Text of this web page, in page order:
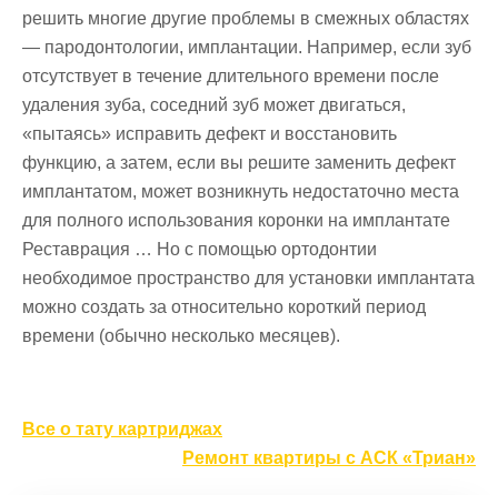
решить многие другие проблемы в смежных областях
— пародонтологии, имплантации. Например, если зуб
отсутствует в течение длительного времени после
удаления зуба, соседний зуб может двигаться,
«пытаясь» исправить дефект и восстановить
функцию, а затем, если вы решите заменить дефект
имплантатом, может возникнуть недостаточно места
для полного использования коронки на имплантате
Реставрация … Но с помощью ортодонтии
необходимое пространство для установки имплантата
можно создать за относительно короткий период
времени (обычно несколько месяцев).
Навигация
Все о тату картриджах
Ремонт квартиры с АСК «Триан»